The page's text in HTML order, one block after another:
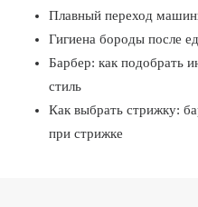
Плавный переход
Гигиена бороды после
Барбер: как подобрать
стиль
Как выбрать стрижку:
при стрижке